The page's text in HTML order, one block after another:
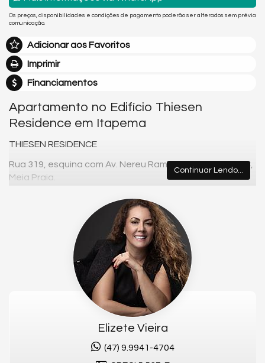
Os preços, disponibilidades e condições de pagamento poderão ser alterados sem prévia
comunicação.
Adicionar aos Favoritos
Imprimir
Financiamentos
Apartamento no Edifício Thiesen
Residence em Itapema
THIESEN RESIDENCE
Rua 319, esquina com Av. Nereu Ramos, em Itapema/SC,
Meia Praia.
- Em construção
- 4 suítes, sendo 1 suíte máster
- 3 vagas de garagem
- Sacada c/ churrasqueira
Continuar Lendo...
Elizete Vieira
(47) 9.9941-4704